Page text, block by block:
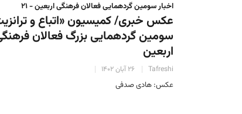
اخبار سومین گردهمایی فعالان فرهنگی اربعین - ۲۱
عکس خبری/ کمیسیون «اتباع و
سومین گردهمایی بزرگ فعالان
اربعین
Tafreshi ۲۶ آبان ۱۴۰۲
عکس: هادی صدفی